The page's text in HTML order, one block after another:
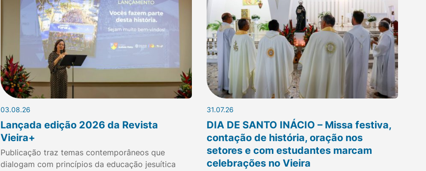
03.08.26
Lançada edição 2026 da Revista
Vieira+
Publicação traz temas contemporâneos que
dialogam com princípios da educação jesuítica
31.07.26
DIA DE SANTO INÁCIO – Missa festiva,
contação de história, oração nos
setores e com estudantes marcam
celebrações no Vieira